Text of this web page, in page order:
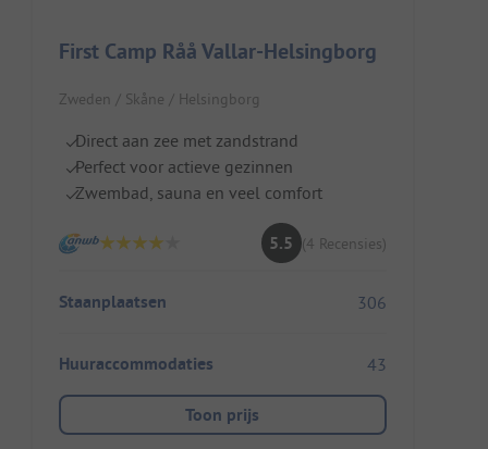
First Camp Råå Vallar-Helsingborg
Zweden / Skåne / Helsingborg
Direct aan zee met zandstrand
Perfect voor actieve gezinnen
Zwembad, sauna en veel comfort
5.5 (4 Recensies)
Staanplaatsen 306
Huuraccommodaties 43
Toon prijs